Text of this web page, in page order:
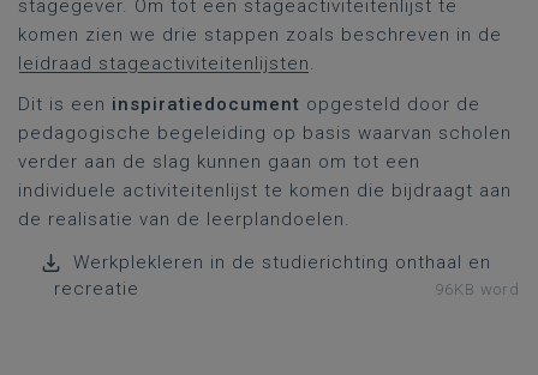
stagegever. Om tot een stageactiviteitenlijst te
komen zien we drie stappen zoals beschreven in de
leidraad stageactiviteitenlijsten.
Dit is een inspiratiedocument opgesteld door de
pedagogische begeleiding op basis waarvan scholen
verder aan de slag kunnen gaan om tot een
individuele activiteitenlijst te komen die bijdraagt aan
de realisatie van de leerplandoelen.
Werkplekleren in de studierichting onthaal en
recreatie
96KB word